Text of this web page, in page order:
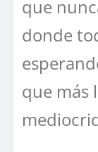
que
donde
que más